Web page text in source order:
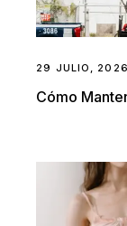
29 JULIO, 2026
Cómo